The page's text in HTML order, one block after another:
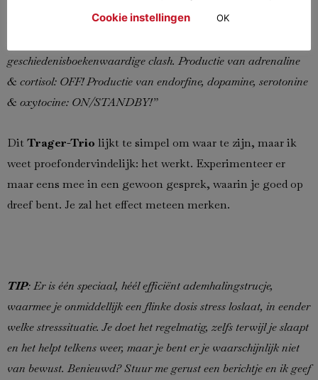
zitten blijkbaar niet in een levensbedreigende situatie waarin
geschiedenisboekenwaardige clash. Productie van adrenaline
& cortisol: OFF! Productie van endorfine, dopamine, serotonine
& oxytocine: ON/STANDBY!”
Dit Trager-Trio lijkt te simpel om waar te zijn, maar ik
weet proefondervindelijk: het werkt. Experimenteer er
maar eens mee in een gewoon gesprek, waarin je goed op
dreef bent. Je zal het effect meteen merken.
TIP: Er is één speciaal, héél efficiënt ademhalingstrucje,
waarmee je onmiddellijk een flinke dosis stress loslaat, in eender
welke stresssituatie. Je doet het regelmatig, zelfs terwijl je slaapt
en het helpt telkens weer, maar je bent er je waarschijnlijk niet
van bewust. Benieuwd? Stuur me gerust een berichtje en ik geef
Cookie instellingen
OK